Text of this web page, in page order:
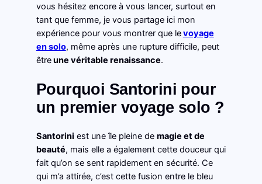
vous hésitez encore à vous lancer, surtout en
tant que femme, je vous partage ici mon
expérience pour vous montrer que levoyage
en solo, même après une rupture difficile, peut
êtreune véritable renaissance.
Pourquoi Santorini pour
un premier voyage solo ?
Santorini est une île pleine de magie et de
beauté, mais elle a également cette douceur qui
fait qu’on se sent rapidement en sécurité. Ce
qui m’a attirée, c’est cette fusion entre le bleu